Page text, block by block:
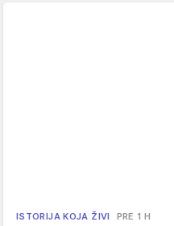
ISTORIJA KOJA ŽIVI PRE 1 H